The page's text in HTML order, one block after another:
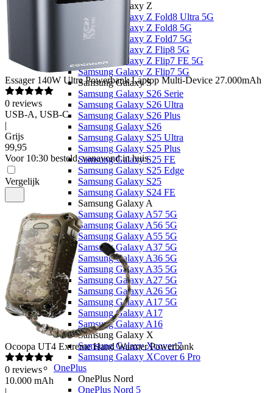
Samsung Galaxy Z
Samsung Galaxy Z Fold8 Ultra 5G
Samsung Galaxy Z Fold8 5G
Samsung Galaxy Z Fold7 5G
Samsung Galaxy Z Flip8 5G
Samsung Galaxy Z Flip7 FE 5G
Samsung Galaxy Z Flip7 5G
Samsung Galaxy S
Samsung Galaxy S26 Serie
Samsung Galaxy S26 Ultra
Samsung Galaxy S26 Plus
Samsung Galaxy S26
Samsung Galaxy S25 Ultra
Samsung Galaxy S25 Plus
Samsung Galaxy S25 FE
Samsung Galaxy S25 Edge
Samsung Galaxy S25
Samsung Galaxy S24 FE
Samsung Galaxy A
Samsung Galaxy A57 5G
Samsung Galaxy A56 5G
Samsung Galaxy A55 5G
Samsung Galaxy A37 5G
Samsung Galaxy A36 5G
Samsung Galaxy A35 5G
Samsung Galaxy A27 5G
Samsung Galaxy A26 5G
Samsung Galaxy A17 5G
Samsung Galaxy A17
Samsung Galaxy A16
Samsung Galaxy X
Samsung Galaxy Xcover 7
Samsung Galaxy XCover 6 Pro
OnePlus
OnePlus Nord
OnePlus Nord 5
Essager 140W Ultra Powerbank Laptop Multi-Device 27.000mAh
0 reviews
USB-A, USB-C
|
Grijs
99,95
Voor 10:30 besteld, vanavond in huis
Vergelijk
Ocoopa UT4 Extreme Hand Warmer Powerbank
0 reviews
10.000 mAh